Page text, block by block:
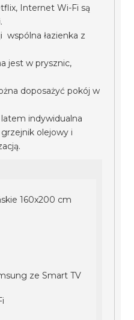
Internet Wi-Fi są
wspólna łazienka z
jest w prysznic,
doposażyć pokój w
indywidualna
olejowy i
160x200 cm
ze Smart TV